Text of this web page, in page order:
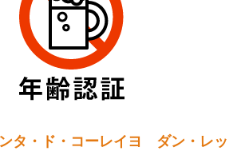
タ・ド・コーレイヨ ダン・レッ